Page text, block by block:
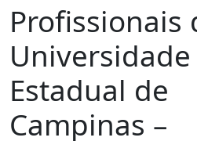
Profissionais
Universidade
Estadual de
Campinas –